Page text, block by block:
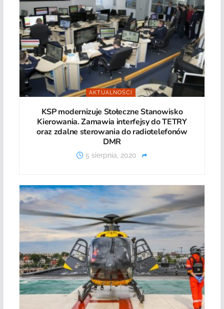
AKTUALNOŚCI
KSP modernizuje Stołeczne Stanowisko
Kierowania. Zamawia interfejsy do TETRY
oraz zdalne sterowania do radiotelefonów
DMR
5 sierpnia, 2020